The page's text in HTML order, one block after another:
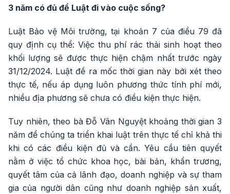
3 năm có đủ để Luật đi vào cuộc sống?
Luật Bảo vệ Môi trường, tại khoản 7 của điều 79 đã
quy định cụ thể: Việc thu phí rác thải sinh hoạt theo
khối lượng sẽ được thực hiện chậm nhất trước ngày
31/12/2024. Luật đề ra mốc thời gian này bởi xét theo
thực tế, nếu áp dụng luôn phương thức tính phí mới,
nhiều địa phương sẽ chưa có điều kiện thực hiện.
Tuy nhiên, theo bà Đỗ Vân Nguyệt khoảng thời gian 3
năm để chúng ta triển khai luật trên thực tế chỉ khả thi
khi có các điều kiện đủ và cần. Yêu cầu tiên quyết
nằm ở việc tổ chức khoa học, bài bản, khẩn trương,
quyết tâm của cả lãnh đạo, doanh nghiệp và sự tham
gia của người dân cũng như doanh nghiệp sản xuất,